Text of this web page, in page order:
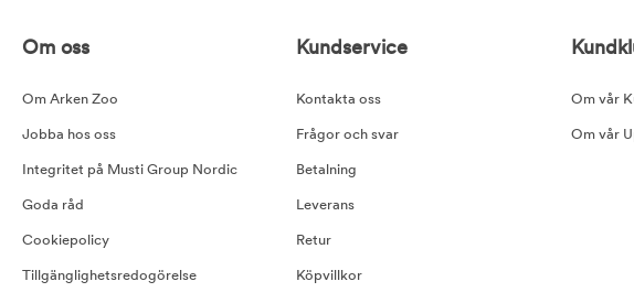
Om oss
Om Arken Zoo
Jobba hos oss
Integritet på Musti Group Nordic
Goda råd
Cookiepolicy
Tillgänglighetsredogörelse
Kundservice
Kontakta oss
Frågor och svar
Betalning
Leverans
Retur
Köpvillkor
Om vår
Om vår